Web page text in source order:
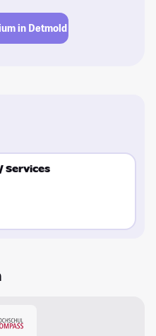
in Detmold
Services